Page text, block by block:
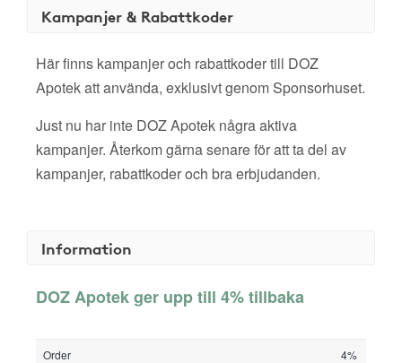
Kampanjer & Rabattkoder
Här finns kampanjer och rabattkoder till DOZ
Apotek att använda, exklusivt genom Sponsorhuset.
Just nu har inte DOZ Apotek några aktiva
kampanjer. Återkom gärna senare för att ta del av
kampanjer, rabattkoder och bra erbjudanden.
Information
DOZ Apotek ger upp till 4% tillbaka
Order
4%